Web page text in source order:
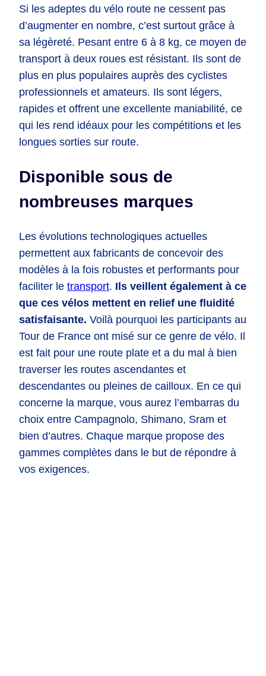
Si les adeptes du vélo route ne cessent pas
d’augmenter en nombre, c’est surtout grâce à
sa légèreté. Pesant entre 6 à 8 kg, ce moyen de
transport à deux roues est résistant. Ils sont de
plus en plus populaires auprès des cyclistes
professionnels et amateurs. Ils sont légers,
rapides et offrent une excellente maniabilité, ce
qui les rend idéaux pour les compétitions et les
longues sorties sur route.
Disponible sous de
nombreuses marques
Les évolutions technologiques actuelles
permettent aux fabricants de concevoir des
modèles à la fois robustes et performants pour
faciliter le transport. Ils veillent également à ce
que ces vélos mettent en relief une fluidité
satisfaisante. Voilà pourquoi les participants au
Tour de France ont misé sur ce genre de vélo. Il
est fait pour une route plate et a du mal à bien
traverser les routes ascendantes et
descendantes ou pleines de cailloux. En ce qui
concerne la marque, vous aurez l’embarras du
choix entre Campagnolo, Shimano, Sram et
bien d’autres. Chaque marque propose des
gammes complètes dans le but de répondre à
vos exigences.